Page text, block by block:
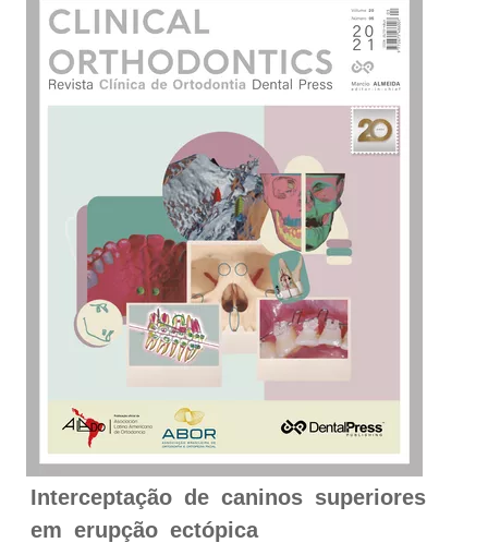
Interceptação de caninos superiores
em erupção ectópica